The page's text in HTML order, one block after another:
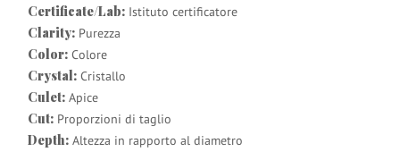
Certificate/Lab: Istituto certificatore
Clarity: Purezza
Color: Colore
Crystal: Cristallo
Culet: Apice
Cut: Proporzioni di taglio
Depth: Altezza in rapporto al diametro